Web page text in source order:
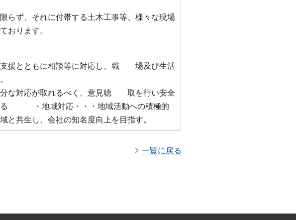
らず、それに付帯する土木工事等、様々な現場
おります。
援とともに相談等に対応し、職 場及び生活
分な対応が取れるべく、意見聴 取を行い安全
る ・地域対応・・・地域活動への積極的
共生し、会社の知名度向上を目指す。
一覧に戻る